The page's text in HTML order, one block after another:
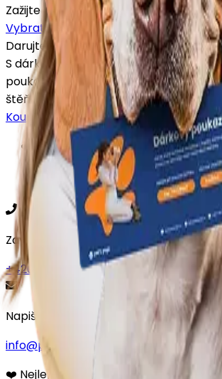
Zažijte radost, kterou přináší
Vybrat pobočku
Darujte zážitek 🎁
S dárkovým poukazem na Pets Yogu
poukaz, ale i zážitek a vzpomínku na
štěňátek.
Koupit poukaz
Provozní řád
Ochrana osobních údajů
Obchodní podmínky
Zavolejte nám
+420 511 444 344
Napište nám
info@petsyoga.cz
❤️ Nejlepší lékař má čtyři tlapky,